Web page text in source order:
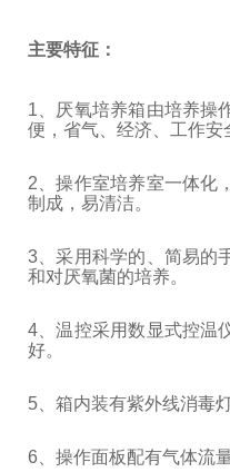
主要特征：
1 、厌氧培养箱由培养
便，省气、经济、工作安
2 、操作室培养室一体
制成，易清洁。
3 、采用科学的、简易
和对厌氧菌的培养。
4 、温控采用数显式控
好。
5 、箱内装有紫外线消毒
6 、操作面板配有气体流